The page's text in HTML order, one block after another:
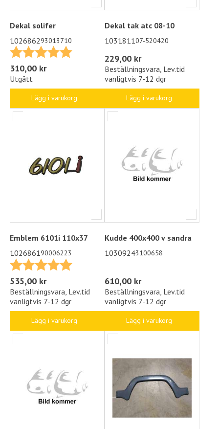
Dekal solifer
102686293013710
Betyg:
5.0 utav 5 stjärnor
310,00 kr
Utgått
Lägg i varukorg
Dekal tak atc 08-10
103181107-520420
229,00 kr
Beställningsvara, Lev.tid
vanligtvis 7-12 dgr
Lägg i varukorg
Emblem 6101i 110x37
102686190006223
Betyg:
5.0 utav 5 stjärnor
535,00 kr
Beställningsvara, Lev.tid
vanligtvis 7-12 dgr
Lägg i varukorg
Kudde 400x400 v sandra
10309243100658
610,00 kr
Beställningsvara, Lev.tid
vanligtvis 7-12 dgr
Lägg i varukorg